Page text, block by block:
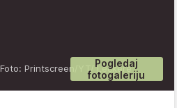
Pogledaj
fotogaleriju
Foto: Printscreen/YT/ Leckere